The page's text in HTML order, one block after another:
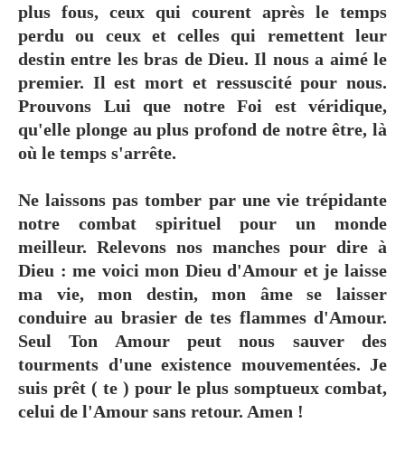
plus fous, ceux qui courent après le temps
perdu ou ceux et celles qui remettent leur
destin entre les bras de Dieu. Il nous a aimé le
premier. Il est mort et ressuscité pour nous.
Prouvons Lui que notre Foi est véridique,
qu'elle plonge au plus profond de notre être, là
où le temps s'arrête.
Ne laissons pas tomber par une vie trépidante
notre combat spirituel pour un monde
meilleur. Relevons nos manches pour dire à
Dieu : me voici mon Dieu d'Amour et je laisse
ma vie, mon destin, mon âme se laisser
conduire au brasier de tes flammes d'Amour.
Seul Ton Amour peut nous sauver des
tourments d'une existence mouvementées. Je
suis prêt ( te ) pour le plus somptueux combat,
celui de l'Amour sans retour. Amen !